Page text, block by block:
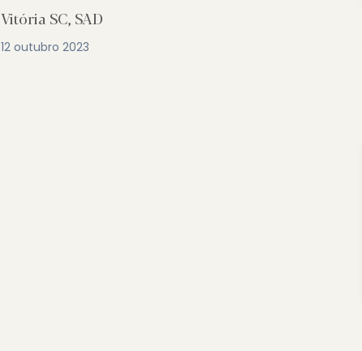
Vitória SC, SAD
12 outubro 2023